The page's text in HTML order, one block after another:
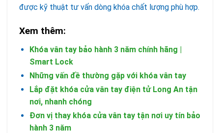
được kỹ thuật tư vấn dòng khóa chất lượng phù hợp.
Xem thêm:
Khóa vân tay bảo hành 3 năm chính hãng |
Smart Lock
Những vấn đề thường gặp với khóa vân tay
Lắp đặt khóa cửa vân tay điện tử Long An tận
nơi, nhanh chóng
Đơn vị thay khóa cửa vân tay tận nơi uy tín bảo
hành 3 năm